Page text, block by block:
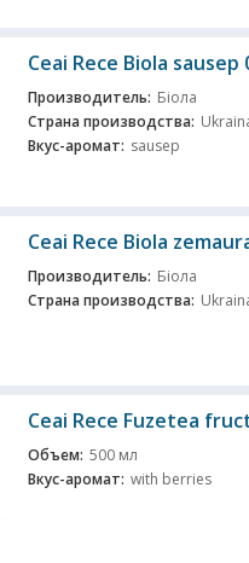
Ceai Rece Biola sausep
Производитель: Біола
Страна производства:
Вкус-аромат: sausep
Ceai Rece Biola
Производитель: Біола
Страна производства:
Ceai Rece Fuzetea
Объем: 500 мл
Вкус-аромат: with berries